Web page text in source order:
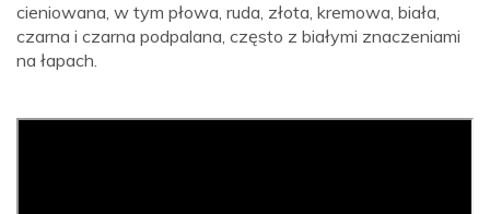
cieniowana, w tym płowa, ruda, złota, kremowa, biała,
czarna i czarna podpalana, często z białymi znaczeniami
na łapach.